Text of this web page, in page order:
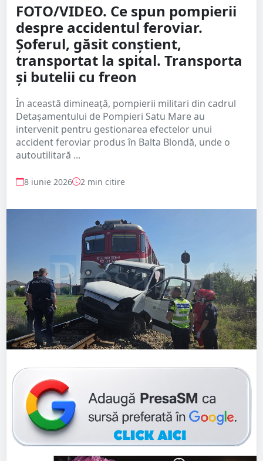
FOTO/VIDEO. Ce spun pompierii
despre accidentul feroviar.
Șoferul, găsit conștient,
transportat la spital. Transporta
și butelii cu freon
În această dimineață, pompierii militari din cadrul
Detașamentului de Pompieri Satu Mare au
intervenit pentru gestionarea efectelor unui
accident feroviar produs în Balta Blondă, unde o
autoutilitară ...
8 iunie 2026 2 min citire